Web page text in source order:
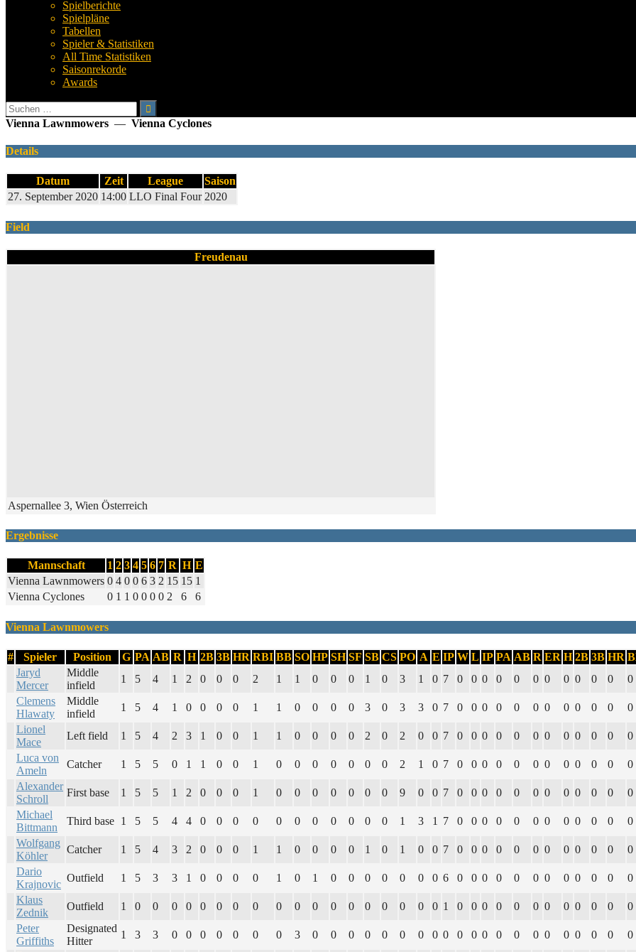
Spielberichte
Spielpläne
Tabellen
Spieler & Statistiken
All Time Statistiken
Saisonrekorde
Awards
Suchen
nach:
Vienna Lawnmowers — Vienna Cyclones
Details
Datum Zeit League
Saison
27. September 2020 14:00 LLO Final Four 2020
Field
Freudenau
Aspernallee 3, Wien Österreich
Ergebnisse
Mannschaft 1 2 3 4 5 6 7 R H E
Vienna Lawnmowers 0 4 0 0 6 3 2 15 15 1
Vienna Cyclones
0 1 1 0 0 0 0 2 6 6
Vienna Lawnmowers
# Spieler Position G PA AB R H 2B 3B HR RBI BB SO HP SH SF SB CS PO A E IP W L IP PA AB R ER H 2B 3B HR
Jaryd
Mercer
Middle
infield
1 5 4 1 2 0 0 0 2 1 1 0 0 0 1 0 3 1 0 7 0 0 0 0 0 0 0 0 0 0 0 0
Clemens
Hlawaty
Middle
infield
1 5 4 1 0 0 0 0 1 1 0 0 0 0 3 0 3 3 0 7 0 0 0 0 0 0 0 0 0 0 0 0
Lionel
Mace
Left field 1 5 4 2 3 1 0 0 1 1 0 0 0 0 2 0 2 0 0 7 0 0 0 0 0 0 0 0 0 0 0 0
Luca von
Ameln
Catcher 1 5 5 0 1 1 0 0 1 0 0 0 0 0 0 0 2 1 0 7 0 0 0 0 0 0 0 0 0 0 0 0
Alexander
Schroll
First base 1 5 5 1 2 0 0 0 1 0 0 0 0 0 0 0 9 0 0 7 0 0 0 0 0 0 0 0 0 0 0 0
Michael
Bittmann
Third base 1 5 5 4 4 0 0 0 0 0 0 0 0 0 0 0 1 3 1 7 0 0 0 0 0 0 0 0 0 0 0 0
Wolfgang
Köhler
Catcher 1 5 4 3 2 0 0 0 1 1 0 0 0 0 1 0 1 0 0 7 0 0 0 0 0 0 0 0 0 0 0 0
Dario
Krajnovic
Outfield 1 5 3 3 1 0 0 0 0 1 0 1 0 0 0 0 0 0 0 6 0 0 0 0 0 0 0 0 0 0 0 0
Klaus
Zednik
Outfield 1 0 0 0 0 0 0 0 0 0 0 0 0 0 0 0 0 0 0 1 0 0 0 0 0 0 0 0 0 0 0 0
Peter
Griffiths
Designated
Hitter
1 3 3 0 0 0 0 0 0 0 3 0 0 0 0 0 0 0 0 0 0 0 0 0 0 0 0 0 0 0 0 0